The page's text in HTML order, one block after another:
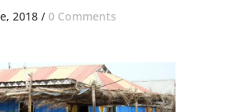
2018 / 0 Comments